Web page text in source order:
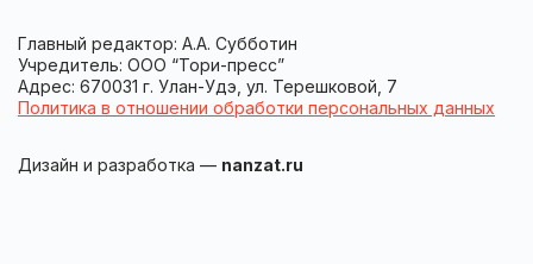
Главный редактор: А.А. Субботин
Учредитель: ООО “Тори-пресс”
Адрес: 670031 г. Улан-Удэ, ул. Терешковой, 7
Политика в отношении обработки персональных данных
Дизайн и разработка — nanzat.ru